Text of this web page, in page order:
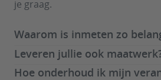
je graag.
Waarom is inmeten zo
Leveren jullie ook
Hoe onderhoud ik mijn